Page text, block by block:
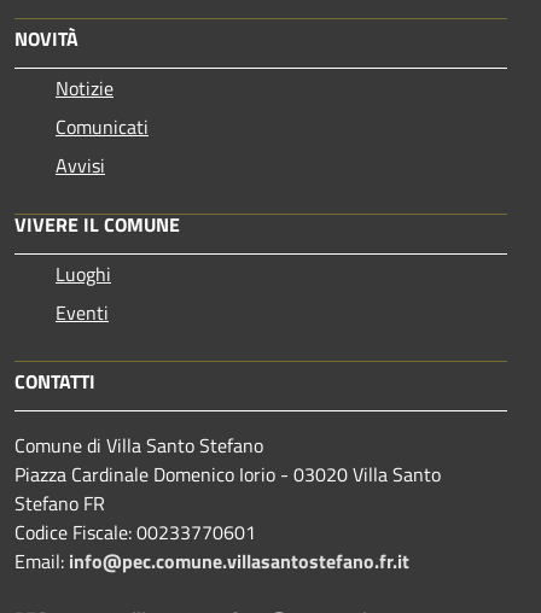
NOVITÀ
Notizie
Comunicati
Avvisi
VIVERE IL COMUNE
Luoghi
Eventi
CONTATTI
Comune di Villa Santo Stefano
Piazza Cardinale Domenico Iorio - 03020 Villa Santo
Stefano FR
Codice Fiscale: 00233770601
Email: info@pec.comune.villasantostefano.fr.it